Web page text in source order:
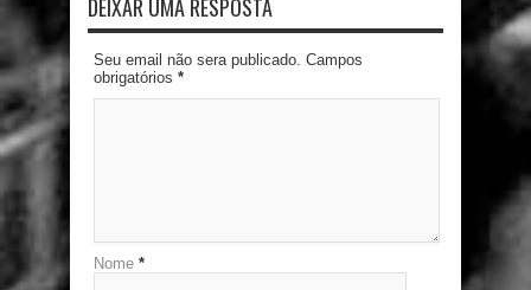
DEIXAR UMA RESPOSTA
Seu email não sera publicado. Campos
obrigatórios *
Nome *